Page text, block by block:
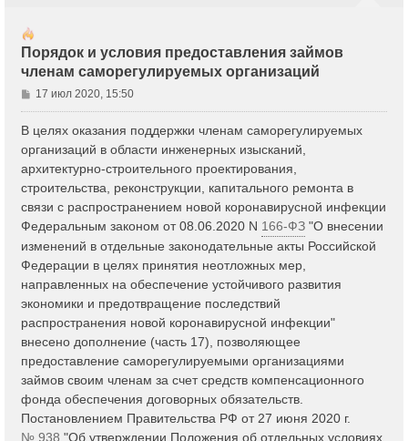
Порядок и условия предоставления займов
членам саморегулируемых организаций
С
о
щ
е
н
и
е
17 июл 2020, 15:50
В целях оказания поддержки членам саморегулируемых
организаций в области инженерных изысканий,
архитектурно-строительного проектирования,
строительства, реконструкции, капитального ремонта в
связи с распространением новой коронавирусной инфекции
Федеральным законом от 08.06.2020 N 166-ФЗ "О внесении
изменений в отдельные законодательные акты Российской
Федерации в целях принятия неотложных мер,
направленных на обеспечение устойчивого развития
экономики и предотвращение последствий
распространения новой коронавирусной инфекции"
внесено дополнение (часть 17), позволяющее
предоставление саморегулируемыми организациями
займов своим членам за счет средств компенсационного
фонда обеспечения договорных обязательств.
Постановлением Правительства РФ от 27 июня 2020 г.
№ 938 "Об утверждении Положения об отдельных условиях